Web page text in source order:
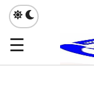
☰
×
गृहपृष्ठ समाचार
समाचार